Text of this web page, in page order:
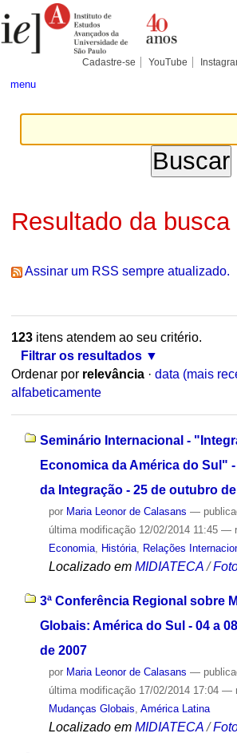
para
conteúdo.
Pessoais
Cadastre-se YouTube
menu
Resultado da busca
Assinar um RSS sempre atualizado.
123itens atendem ao seu critério.
Filtrar os resultados
Ordenar por relevância · data (mais
alfabeticamente
Seminário Internacional -
Economica da América do Sul"
da Integração - 25 de outubro
por Maria Leonor de Calasans —
última modificação12/02/2014 11:45 —
Economia, História, Relações
Localizado em MIDIATECA /
3ª Conferência Regional sobre
Globais: América do Sul - 04 a
de 2007
por Maria Leonor de Calasans —
última modificação17/02/2014 17:04 —
Mudanças Globais América Latina
Localizado em MIDIATECA /